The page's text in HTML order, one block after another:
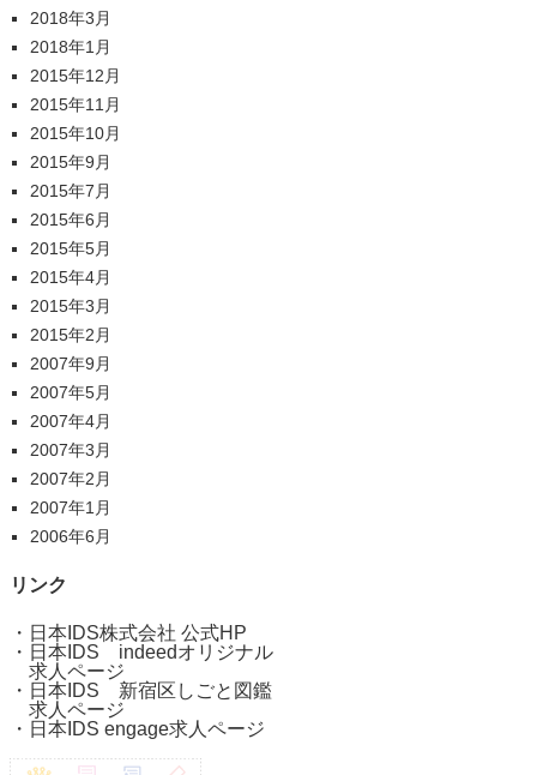
2018年3月
2018年1月
2015年12月
2015年11月
2015年10月
2015年9月
2015年7月
2015年6月
2015年5月
2015年4月
2015年3月
2015年2月
2007年9月
2007年5月
2007年4月
2007年3月
2007年2月
2007年1月
2006年6月
リンク
・ 日本IDS株式会社 公式HP
・ 日本IDS indeedオリジナル
求人ページ
・ 日本IDS 新宿区しごと図鑑
求人ページ
・ 日本IDS engage求人ページ